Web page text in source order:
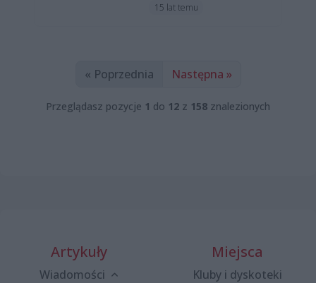
15 lat temu
« Poprzednia Następna »
Przeglądasz pozycje 1 do 12 z 158 znalezionych
Artykuły
Wiadomości
Miejsca
Kluby i dyskoteki